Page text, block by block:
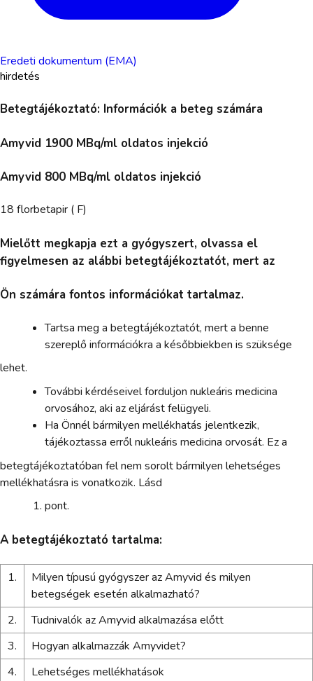
Eredeti dokumentum (EMA)
hirdetés
Betegtájékoztató: Információk a beteg számára
Amyvid 1900 MBq/ml oldatos injekció
Amyvid 800 MBq/ml oldatos injekció
18 florbetapir ( F)
Mielőtt megkapja ezt a gyógyszert, olvassa el
figyelmesen az alábbi betegtájékoztatót, mert az
Ön számára fontos információkat tartalmaz.
Tartsa meg a betegtájékoztatót, mert a benne
szereplő információkra a későbbiekben is szüksége
lehet.
További kérdéseivel forduljon nukleáris medicina
orvosához, aki az eljárást felügyeli.
Ha Önnél bármilyen mellékhatás jelentkezik,
tájékoztassa erről nukleáris medicina orvosát. Ez a
betegtájékoztatóban fel nem sorolt bármilyen lehetséges
mellékhatásra is vonatkozik. Lásd
pont.
A betegtájékoztató tartalma:
1.
Milyen típusú gyógyszer az Amyvid és milyen
betegségek esetén alkalmazható?
2.
Tudnivalók az Amyvid alkalmazása előtt
3.
Hogyan alkalmazzák Amyvidet?
4.
Lehetséges mellékhatások